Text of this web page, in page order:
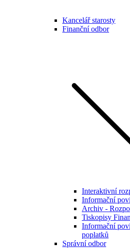
Kancelář starosty
Finanční odbor
Interaktivní
Informační
Archiv -
Tiskopisy
Informační
poplatků
Správní odbor